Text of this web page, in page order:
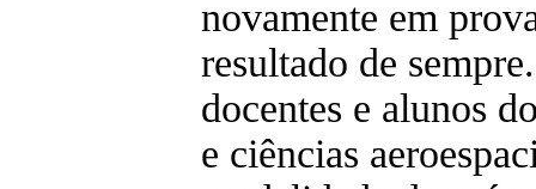
novamente em
resultado de
docentes e alunos
e ciências